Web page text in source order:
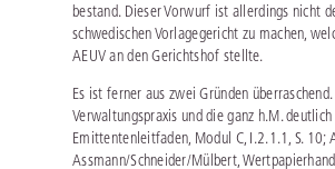
bestand. Dieser Vorwurf ist allerdings nicht
schwedischen Vorlagegericht zu machen,
AEUV an den Gerichtshof stellte.
Es ist ferner aus zwei Gründen
Verwaltungspraxis und die ganz h.M.
Emittentenleitfaden, Modul C, I.2.1.1, S. 10;
Assmann/Schneider/Mülbert,